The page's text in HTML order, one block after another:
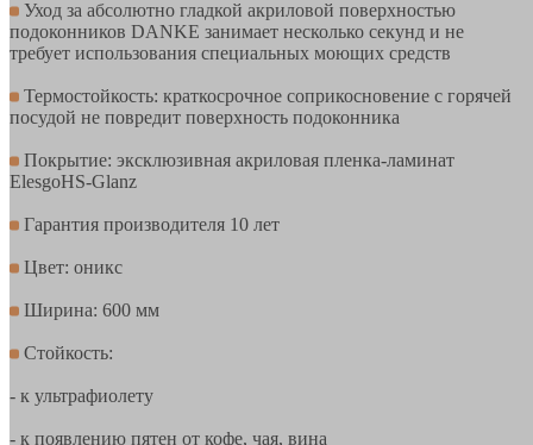
Уход за абсолютно гладкой акриловой поверхностью
подоконников DANKE занимает несколько секунд и не
требует использования специальных моющих средств
Термостойкость: краткосрочное соприкосновение с горячей
посудой не повредит поверхность подоконника
Покрытие: эксклюзивная акриловая пленка-ламинат
ElesgoHS-Glanz
Гарантия производителя 10 лет
Цвет: оникс
Ширина: 600 мм
Стойкость:
- к ультрафиолету
- к появлению пятен от кофе, чая, вина